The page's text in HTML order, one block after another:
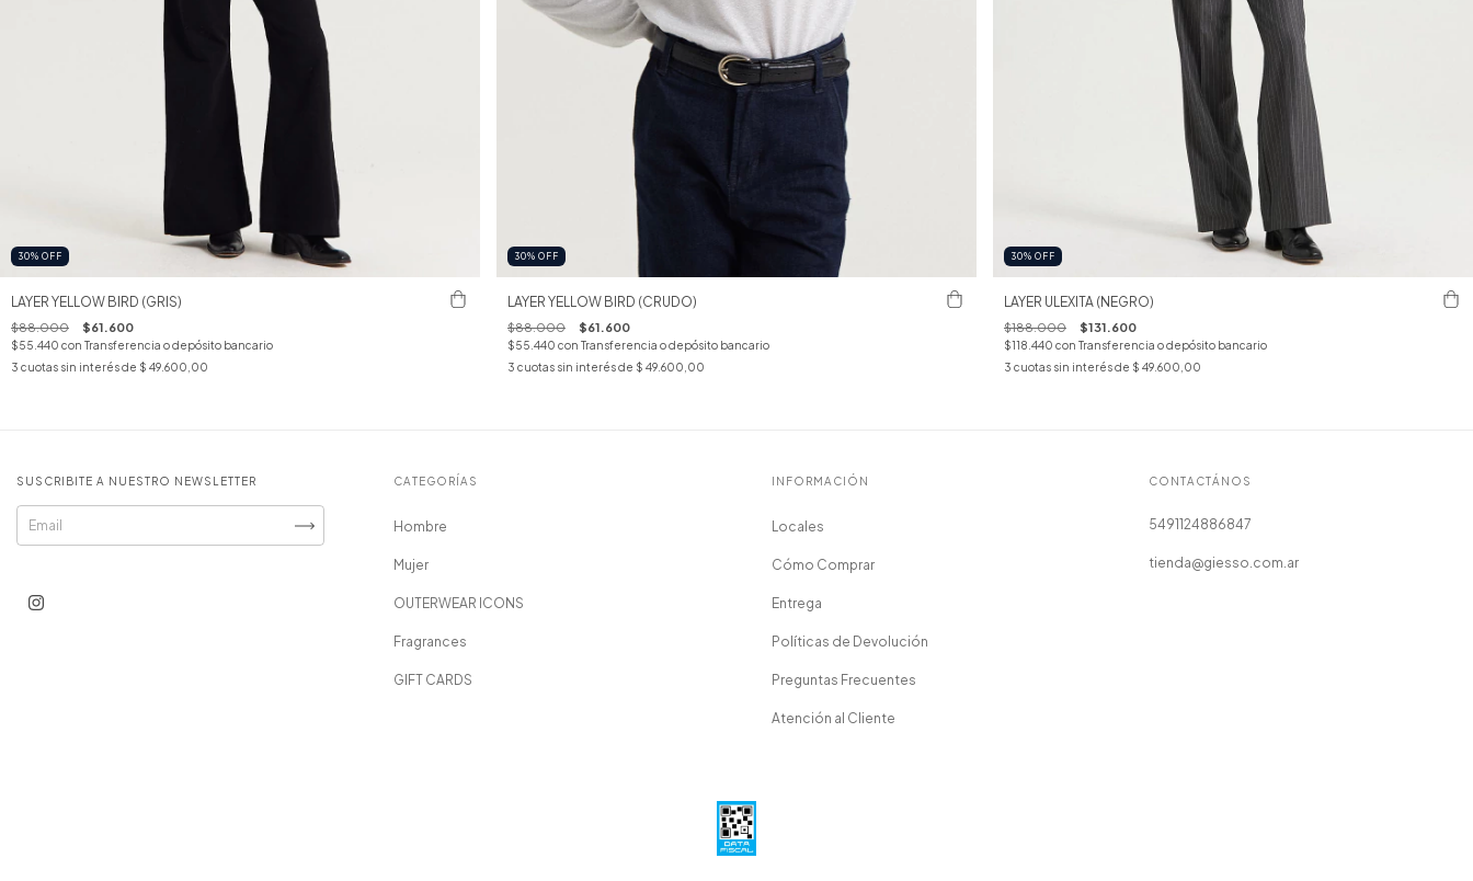
30% OFF
LAYER YELLOW BIRD (GRIS)
$88.000 $61.600
$55.440 con Transferencia o depósito bancario
3 cuotas sin interés de $ 49.600,00
30% OFF
LAYER YELLOW BIRD (CRUDO)
$88.000 $61.600
$55.440 con Transferencia o depósito bancario
3 cuotas sin interés de $ 49.600,00
30% OFF
LAYER ULEXITA (NEGRO)
$188.000 $131.600
$118.440 con Transferencia o depósito bancario
3 cuotas sin interés de $ 49.600,00
SUSCRIBITE A NUESTRO NEWSLETTER CATEGORÍAS
Hombre
Mujer
OUTERWEAR ICONS
Fragrances
GIFT CARDS
INFORMACIÓN
Locales
Cómo Comprar
Entrega
Políticas de Devolución
Preguntas Frecuentes
Atención al Cliente
CONTACTÁNOS
5491124886847
tienda@giesso.com.ar